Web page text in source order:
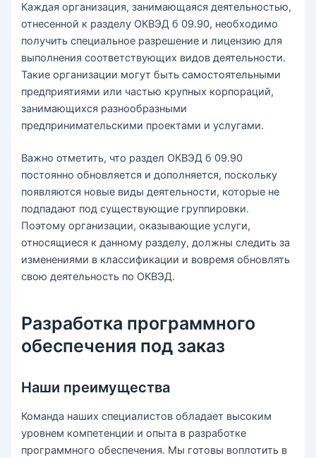
Каждая организация, занимающаяся деятельностью,
отнесенной к разделу ОКВЭД б 09.90, необходимо
получить специальное разрешение и лицензию для
выполнения соответствующих видов деятельности.
Такие организации могут быть самостоятельными
предприятиями или частью крупных корпораций,
занимающихся разнообразными
предпринимательскими проектами и услугами.
Важно отметить, что раздел ОКВЭД б 09.90
постоянно обновляется и дополняется, поскольку
появляются новые виды деятельности, которые не
подпадают под существующие группировки.
Поэтому организации, оказывающие услуги,
относящиеся к данному разделу, должны следить за
изменениями в классификации и вовремя обновлять
свою деятельность по ОКВЭД.
Разработка программного
обеспечения под заказ
Наши преимущества
Команда наших специалистов обладает высоким
уровнем компетенции и опыта в разработке
программного обеспечения. Мы готовы воплотить в